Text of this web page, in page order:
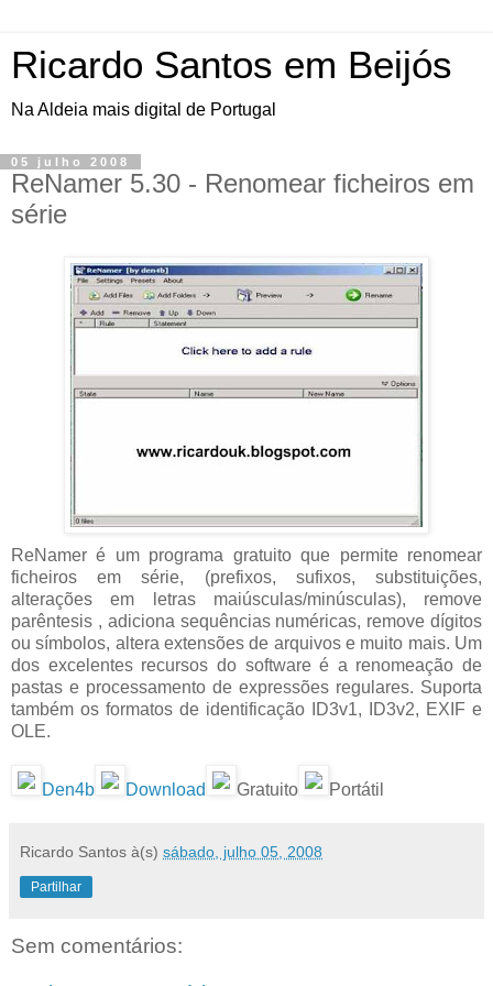
Ricardo Santos em Beijós
Na Aldeia mais digital de Portugal
05 julho 2008
ReNamer 5.30 - Renomear ficheiros em
série
ReNamer é um programa gratuito que permite renomear
ficheiros em série, (prefixos, sufixos, substituições,
alterações em letras maiúsculas/minúsculas), remove
parêntesis , adiciona sequências numéricas, remove dígitos
ou símbolos, altera extensões de arquivos e muito mais. Um
dos excelentes recursos do software é a renomeação de
pastas e processamento de expressões regulares. Suporta
também os formatos de identificação ID3v1, ID3v2, EXIF e
OLE.
Den4b Download Gratuito Portátil
Ricardo Santos à(s) sábado, julho 05, 2008
Partilhar
Sem comentários: